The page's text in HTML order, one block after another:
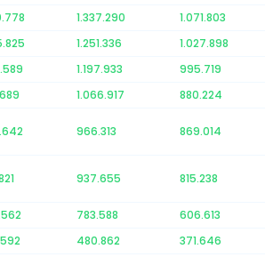
1.337.290
1.071.803
1.251.336
1.027.898
1.197.933
995.719
1.066.917
880.224
966.313 869.014
937.655 815.238
783.588
606.613
480.862
371.646